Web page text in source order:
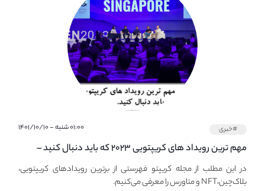
#خبری ۰۱:۰۰ شنبه - ۱۴۰۱/۱۰/۱۰
مهم ترین رویداد های کریپتویی ۲۰۲۳ که باید دنبال کنید –
معرفی بهترین رویداد های جهانی
در این مطلب از مجله کریپتو فهرستی از برترین رویدادهای کریپتویی،
بلاک‌چین،NFT و متاورس را معرفی می‌کنیم.